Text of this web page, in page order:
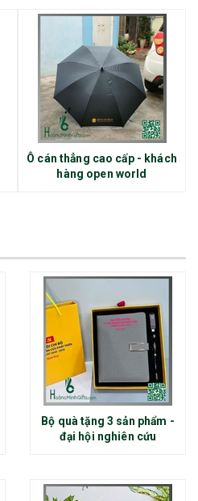
Ô cán thẳng cao cấp - khách
hàng open world
Bộ quà tặng 3 sản phẩm -
đại hội nghiên cứu